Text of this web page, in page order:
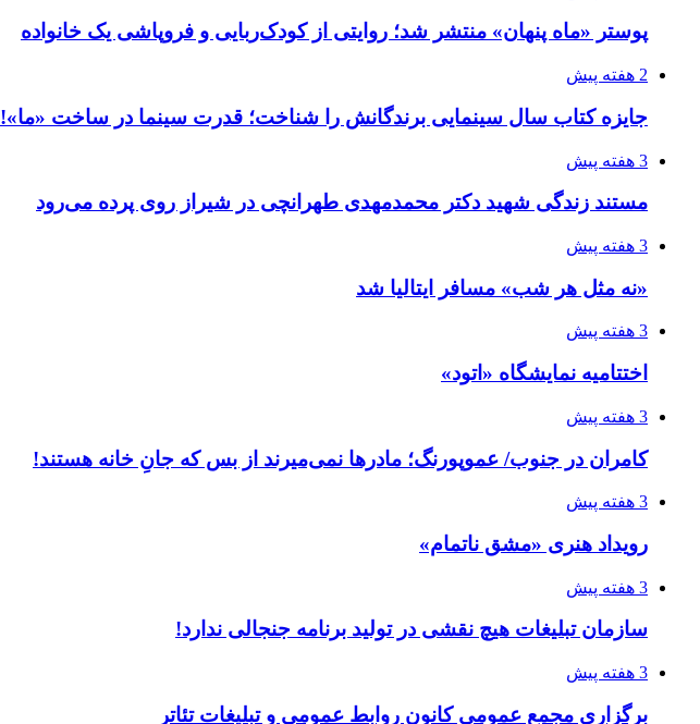
پوستر «ماه پنهان» منتشر شد؛ روایتی از کودک‌ربایی و فروپاشی یک خانواده
2 هفته پیش
جایزه کتاب سال سینمایی برندگانش را شناخت؛ قدرت سینما در ساخت «ما»!
3 هفته پیش
مستند زندگی شهید دکتر محمدمهدی طهرانچی در شیراز روی پرده می‌رود
3 هفته پیش
«نه مثل هر شب» مسافر ایتالیا شد
3 هفته پیش
اختتامیه نمایشگاه «اتود»
3 هفته پیش
کامران در جنوب/ عموپورنگ؛ مادرها نمی‌میرند از بس که جانِ خانه هستند!
3 هفته پیش
رویداد هنری «مشق ناتمام»
3 هفته پیش
سازمان تبلیغات هیچ نقشی در تولید برنامه جنجالی ندارد!
3 هفته پیش
برگزاری مجمع عمومی کانون روابط عمومی و تبلیغات تئاتر